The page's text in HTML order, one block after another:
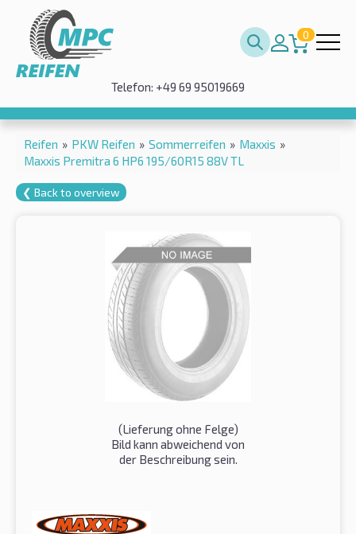
0
Telefon: +49 69 95019669
Reifen » PKW Reifen » Sommerreifen » Maxxis »
Maxxis Premitra 6 HP6 195/60R15 88V TL
❮ Back to overview
(Lieferung ohne Felge)
Bild kann abweichend von
der Beschreibung sein.